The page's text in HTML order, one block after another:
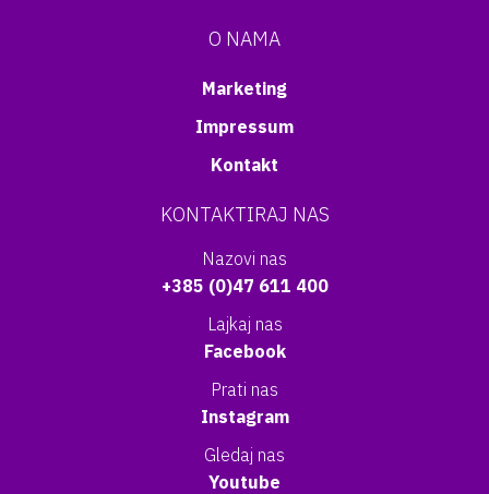
O NAMA
Marketing
Impressum
Kontakt
KONTAKTIRAJ NAS
Nazovi nas
+385 (0)47 611 400
Lajkaj nas
Facebook
Prati nas
Instagram
Gledaj nas
Youtube